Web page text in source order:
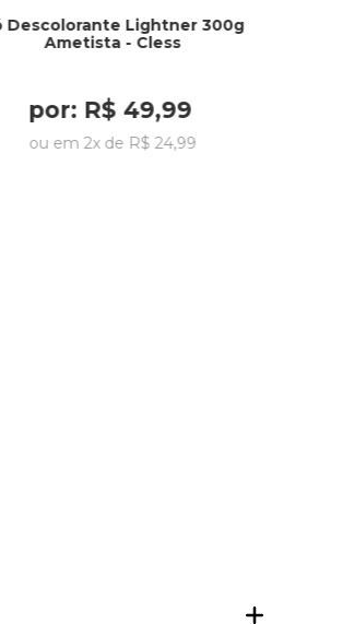
Descolorante Lightner 300g
Ametista - Cless
por: R$ 49,99
ou em2x de R$ 24,99